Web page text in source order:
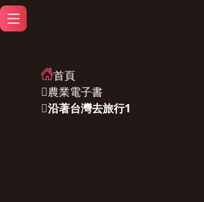
首頁
農業電子書
沿著台灣去旅行1